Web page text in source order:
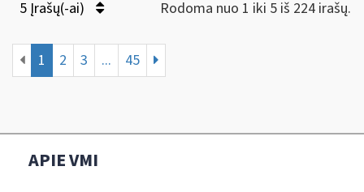
5 Įrašų(-ai) Rodoma nuo 1 iki 5 iš 224 irašų.
1 2 3 ... 45
APIE VMI